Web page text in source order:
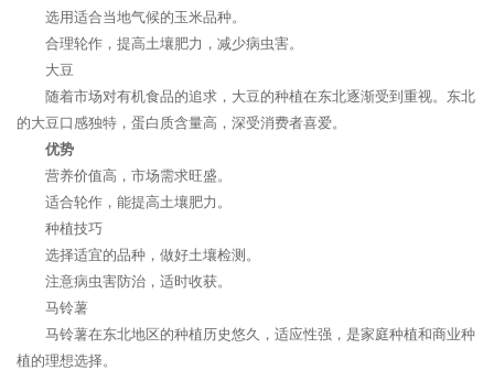
选用适合当地气候的玉米品种。
合理轮作，提高土壤肥力，减少病虫害。
大豆
随着市场对有机食品的追求，大豆的种植在东北逐渐受到重视。东北
的大豆口感独特，蛋白质含量高，深受消费者喜爱。
优势
营养价值高，市场需求旺盛。
适合轮作，能提高土壤肥力。
种植技巧
选择适宜的品种，做好土壤检测。
注意病虫害防治，适时收获。
马铃薯
马铃薯在东北地区的种植历史悠久，适应性强，是家庭种植和商业种
植的理想选择。